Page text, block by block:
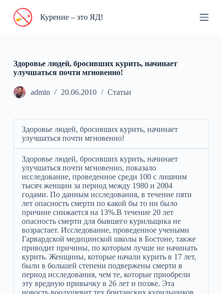
П
и
к
у
Курение – это ЯД!
Здоровье людей, бросивших курить, начинает
улучшаться почти мгновенно!
admin 20.06.2010 Статьи
Здоровье людей, бросивших курить, начинает
улучшаться почти мгновенно!
Здоровье людей, бросивших курить, начинает
улучшаться почти мгновенно, показало
исследование, проведенное среди 100 с лишним
тысяч женщин за период между 1980 и 2004
годами. По данным исследования, в течение пяти
лет опасность смерти по какой бы то ни было
причине снижается на 13%.В течение 20 лет
опасность смерти для бывшего курильщика не
возрастает. Исследование, проведенное учеными
Гарвардской медицинской школы в Бостоне, также
приводит причины, по которым лучше не начинать
курить. Женщины, которые начали курить в 17 лет,
были в большей степени подвержены смерти в
период исследования, чем те, которые приобрели
эту вредную привычку в 26 лет и позже. Эта
новость воодушевит тех британских курильщиков,